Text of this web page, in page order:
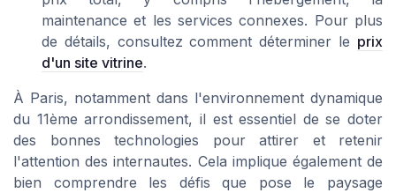
maintenance et les services connexes. Pour plus
de détails, consultez comment déterminer le prix
d'un site vitrine.
À Paris, notamment dans l'environnement dynamique
du 11ème arrondissement, il est essentiel de se doter
des bonnes technologies pour attirer et retenir
l'attention des internautes. Cela implique également de
bien comprendre les défis que pose le paysage